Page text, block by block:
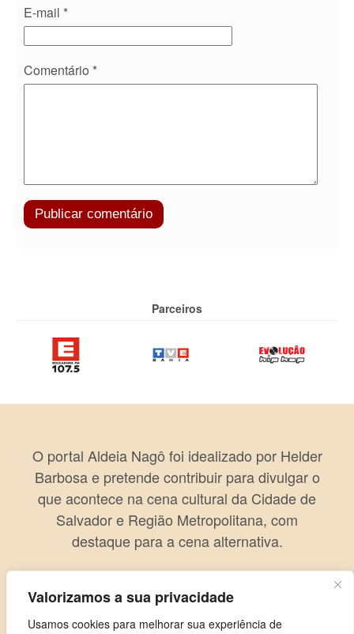
Valorizamos a sua privacidade
Usamos cookies para melhorar sua experiência de
E-mail *
Comentário *
Parceiros
O portal Aldeia Nagô foi idealizado por Helder
Barbosa e pretende contribuir para divulgar o
que acontece na cena cultural da Cidade de
Salvador e Região Metropolitana, com
destaque para a cena alternativa.